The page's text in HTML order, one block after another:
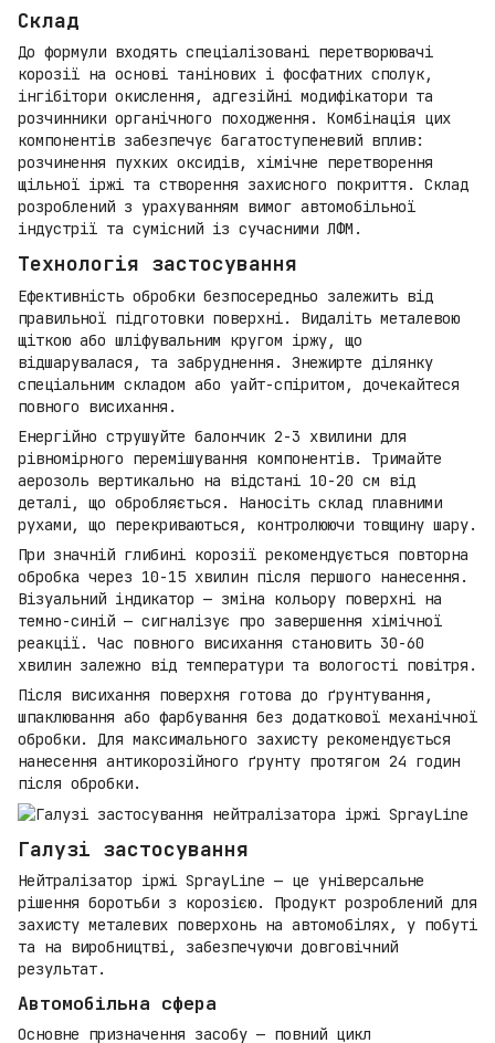
Склад
До формули входять спеціалізовані перетворювачі
корозії на основі танінових і фосфатних сполук,
інгібітори окислення, адгезійні модифікатори та
розчинники органічного походження. Комбінація цих
компонентів забезпечує багатоступеневий вплив:
розчинення пухких оксидів, хімічне перетворення
щільної іржі та створення захисного покриття. Склад
розроблений з урахуванням вимог автомобільної
індустрії та сумісний із сучасними ЛФМ.
Технологія застосування
Ефективність обробки безпосередньо залежить від
правильної підготовки поверхні. Видаліть металевою
щіткою або шліфувальним кругом іржу, що
відшарувалася, та забруднення. Знежирте ділянку
спеціальним складом або уайт-спіритом, дочекайтеся
повного висихання.
Енергійно струшуйте балончик 2-3 хвилини для
рівномірного перемішування компонентів. Тримайте
аерозоль вертикально на відстані 10-20 см від
деталі, що обробляється. Наносіть склад плавними
рухами, що перекриваються, контролюючи товщину шару.
При значній глибині корозії рекомендується повторна
обробка через 10-15 хвилин після першого нанесення.
Візуальний індикатор — зміна кольору поверхні на
темно-синій — сигналізує про завершення хімічної
реакції. Час повного висихання становить 30-60
хвилин залежно від температури та вологості повітря.
Після висихання поверхня готова до ґрунтування,
шпаклювання або фарбування без додаткової механічної
обробки. Для максимального захисту рекомендується
нанесення антикорозійного ґрунту протягом 24 годин
після обробки.
Галузі застосування
Нейтралізатор іржі SprayLine — це універсальне
рішення боротьби з корозією. Продукт розроблений для
захисту металевих поверхонь на автомобілях, у побуті
та на виробництві, забезпечуючи довговічний
результат.
Автомобільна сфера
Основне призначення засобу — повний цикл